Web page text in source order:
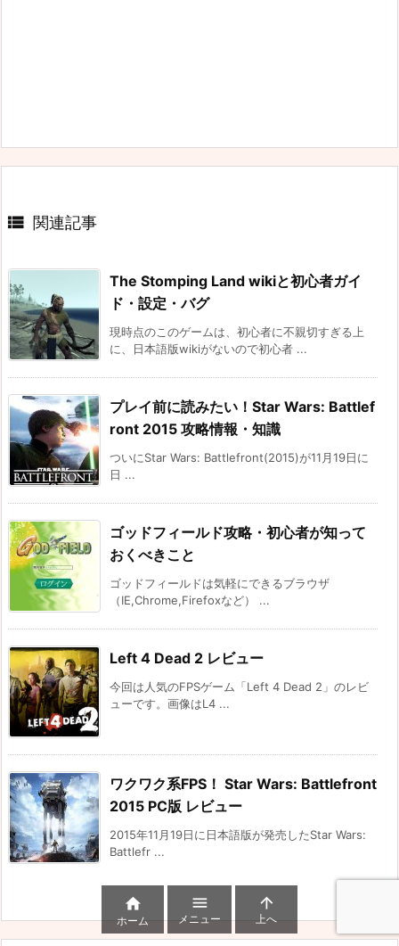
 関連記事
The Stomping Land wikiと初心者ガイ
ド・設定・バグ
現時点のこのゲームは、初心者に不親切すぎる上
に、日本語版wikiがないので初心者 ...
プレイ前に読みたい！Star Wars: Battlef
ront 2015 攻略情報・知識
ついにStar Wars: Battlefront(2015)が11月19日に
日 ...
ゴッドフィールド攻略・初心者が知って
おくべきこと
ゴッドフィールドは気軽にできるブラウザ
（IE,Chrome,Firefoxなど） ...
Left 4 Dead 2 レビュー
今回は人気のFPSゲーム「Left 4 Dead 2」のレビ
ューです。画像はL4 ...
ワクワク系FPS！ Star Wars: Battlefront
2015 PC版 レビュー
2015年11月19日に日本語版が発売したStar Wars:
Battlefr ...

ホーム

メニュー

上へ